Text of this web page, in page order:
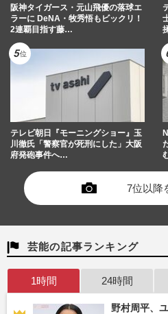
阪神タイガース・元山飛優の落球エ
ラーに DeNA・牧秀悟もビックリ！
2連覇目指す藤…
テレビ朝日『モーニングショー』玉
川徹氏「警察官が死刑にした」大阪
府発砲事件へ…
7位以降
芸能の記事ランキング
1時間 24時間
野村周平、